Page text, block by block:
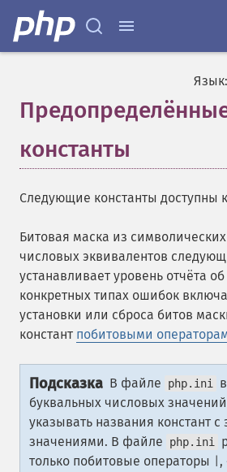
Язык:
константы
Следующие константы доступны
Битовая маска из
числовых эквивалентов
устанавливает уровень отчёта
конкретных типах ошибок
установки или сброса битов
констант побитовыми
Подсказка В файле php.ini
буквальных числовых
указывать названия констант
значениями. В файле
php.ini
только побитовые операторы
,